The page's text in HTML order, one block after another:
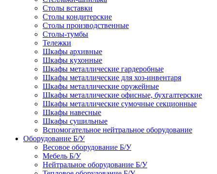
Столы вставки
Столы кондитерские
Столы производственные
Столы-тумбы
Тележки
Шкафы архивные
Шкафы кухонные
Шкафы металлические гардеробные
Шкафы металлические для хоз-инвентаря
Шкафы металлические оружейные
Шкафы металлические офисные, бухгалтерские
Шкафы металлические сумочные секционные
Шкафы навесные
Шкафы сушильные
Вспомогательное нейтральное оборудование
Оборудование Б/У
Весовое оборудование Б/У
Мебель Б/У
Нейтральное оборудование Б/У